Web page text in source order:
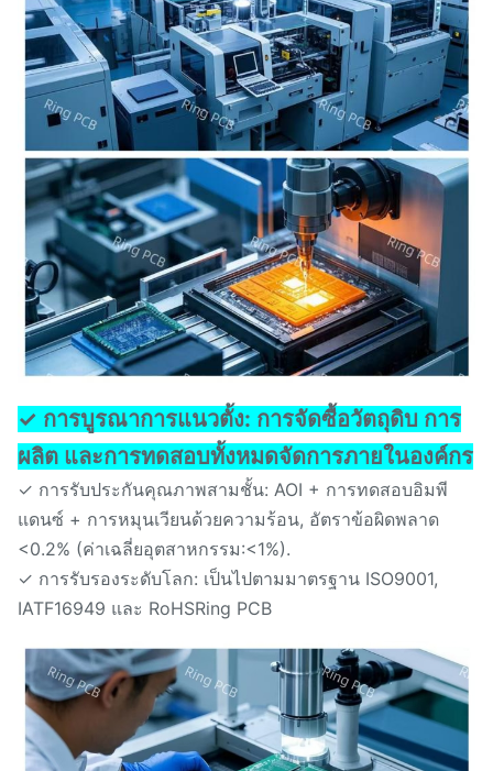
✓ การบูรณาการแนวตั้ง: การจัดซื้อวัตถุดิบ การ
ผลิต และการทดสอบทั้งหมดจัดการภายในองค์กร
✓ การรับประกันคุณภาพสามชั้น: AOI + การทดสอบอิมพี
แดนซ์ + การหมุนเวียนด้วยความร้อน, อัตราข้อผิดพลาด
<0.2% (ค่าเฉลี่ยอุตสาหกรรม:<1%).
✓ การรับรองระดับโลก: เป็นไปตามมาตรฐาน ISO9001,
IATF16949 และ RoHSRing PCB